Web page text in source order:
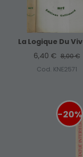
La Logique Du
6,40 € 8,00 €
Cod. KNE2571
-20%